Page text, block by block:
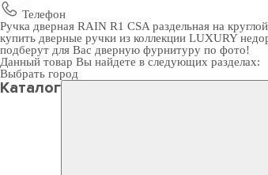
Телефон
Ручка дверная RAIN R1 CSA раздельная на
купить дверные ручки из коллекции LUXURY
подберут для Вас дверную фурнитуру по фото!
Данный товар Вы найдете в следующих разделах:
Выбрать город
Каталог